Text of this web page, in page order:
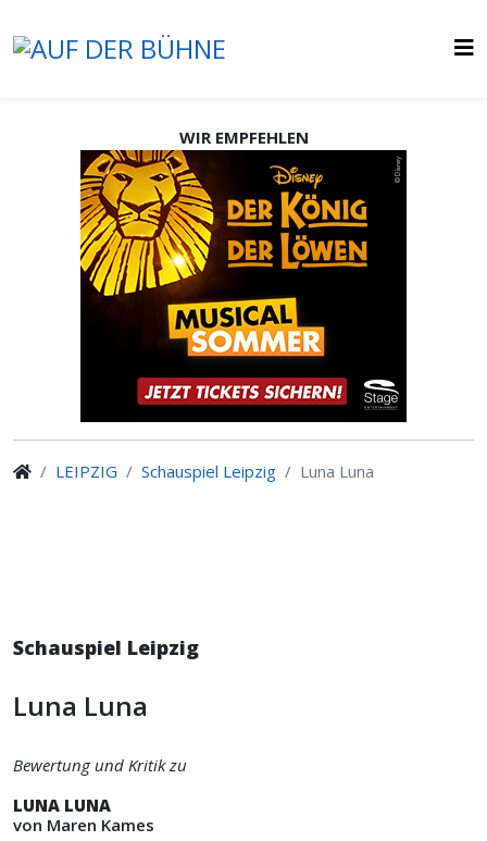
WIR EMPFEHLEN
LEIPZIG Schauspiel Leipzig Luna Luna
Schauspiel Leipzig
Luna Luna
Bewertung und Kritik zu
LUNA LUNA
von Maren Kames